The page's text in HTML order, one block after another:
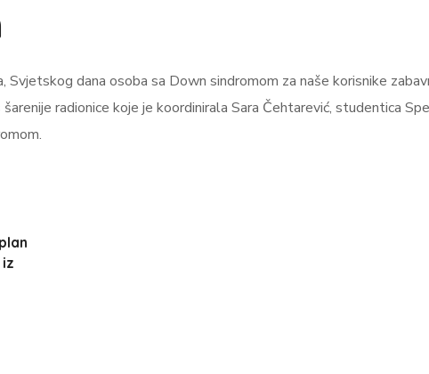
Svjetskog dana osoba sa Down sindromom za naše korisnike
radionice koje je koordinirala Sara Čehtarević, studentica